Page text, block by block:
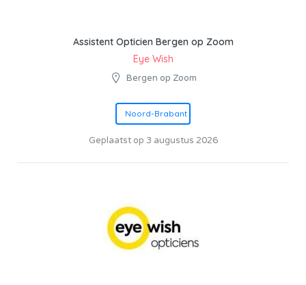
Assistent Opticien Bergen op Zoom
Eye Wish
Bergen op Zoom
Noord-Brabant
Geplaatst op 3 augustus 2026